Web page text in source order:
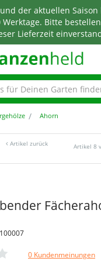
der aktuellen
Werktage. Bitte
Lieferzeit
Ahorn
Artikel zurück Artikel 8
0 Kundenmeinungen